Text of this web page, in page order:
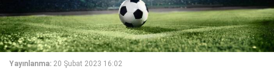
Yayınlanma: 20 Şubat 2023 16:02